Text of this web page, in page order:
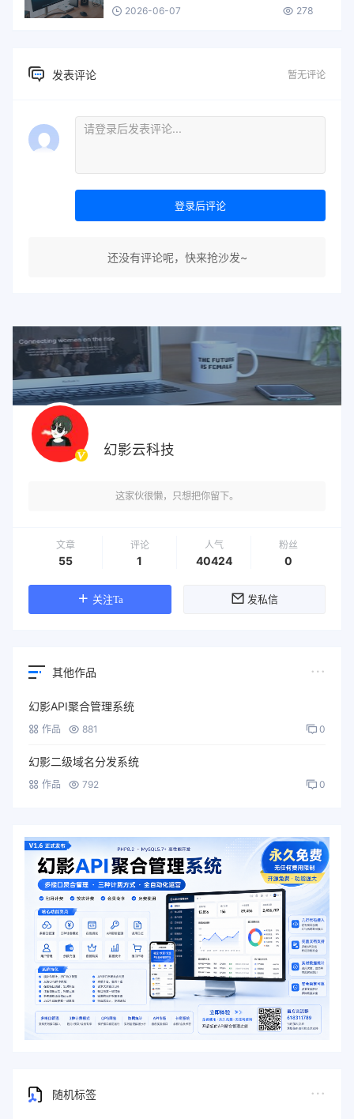
2026-06-07 278
发表评论 暂无评论
登录后评论
还没有评论呢，快来抢沙发~
幻影云科技
这家伙很懒，只想把你留下。
文章
55
评论
1
人气
40424
粉丝
0
关注Ta 发私信
其他作品
幻影API聚合管理系统
作品 881 0
幻影二级域名分发系统
作品 792 0
随机标签